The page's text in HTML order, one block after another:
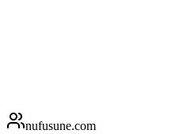
nufusune.com